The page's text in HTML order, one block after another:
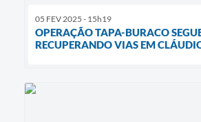
05 FEV 2025 - 15h19
OPERAÇÃO TAPA-BURACO
RECUPERANDO VIAS EM